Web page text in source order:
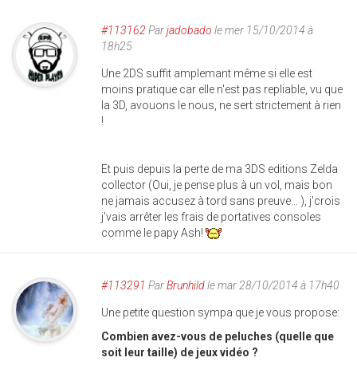
#113162 Parjadobado le mer 15/10/2014 à
18h25
Une 2DS suffit amplemant même si elle est
moins pratique car elle n'est pas repliable, vu que
la 3D, avouons le nous, ne sert strictement à rien
!
Et puis depuis la perte de ma 3DS editions Zelda
collector (Oui, je pense plus à un vol, mais bon
ne jamais accusez à tord sans preuve... ), j'crois
j'vais arrêter les frais de portatives consoles
comme le papy Ash!
#113291 ParBrunhildle mar 28/10/2014 à 17h40
Une petite question sympa que je vous propose:
Combien avez-vous de peluches (quelle que
soit leur taille) de jeux vidéo ?